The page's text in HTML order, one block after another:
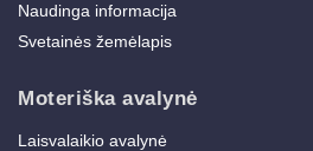
Naudinga informacija
Svetainės žemėlapis
Moteriška avalynė
Laisvalaikio avalynė